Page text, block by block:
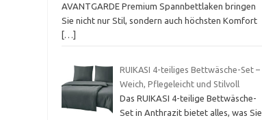
AVANTGARDE Premium Spannbettlaken bringen
Sie nicht nur Stil, sondern auch höchsten Komfort
[…]
RUIKASI 4-teiliges Bettwäsche-Set –
Weich, Pflegeleicht und Stilvoll
Das RUIKASI 4-teilige Bettwäsche-
Set in Anthrazit bietet alles, was Sie